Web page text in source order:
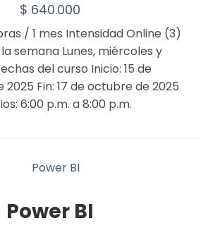
$ 640.000
/ 1 mes Intensidad Online (3)
semana Lunes, miércoles y
del curso Inicio: 15 de
Fin: 17 de octubre de 2025
6:00 p.m. a 8:00 p.m.
Power BI